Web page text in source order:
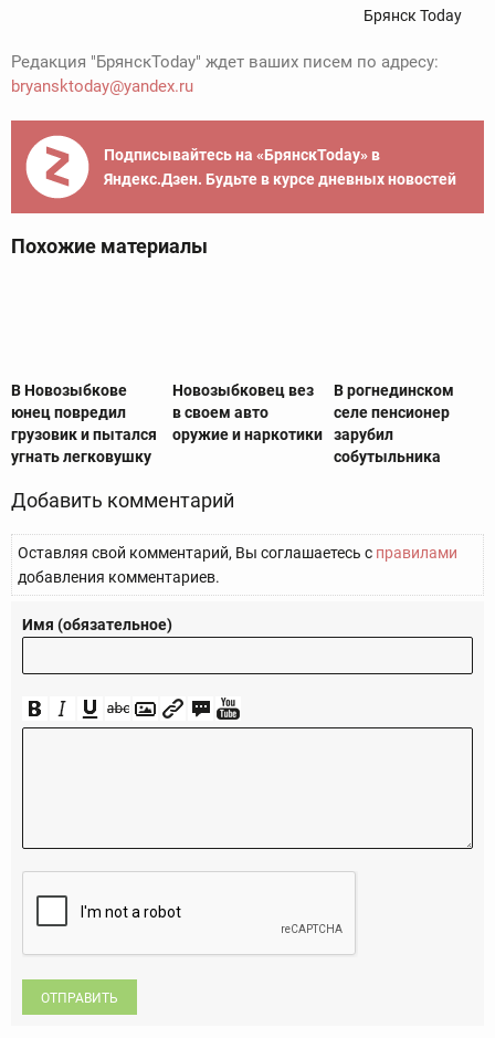
Брянск Today
Редакция "БрянскToday" ждет ваших писем по адресу:
bryansktoday@yandex.ru
Подписывайтесь на «БрянскToday» в
Яндекс.Дзен. Будьте в курсе дневных новостей
Похожие материалы
В Новозыбкове
юнец повредил
грузовик и пытался
угнать легковушку
Новозыбковец вез
в своем авто
оружие и наркотики
В рогнединском
селе пенсионер
зарубил
собутыльника
Добавить комментарий
Оставляя свой комментарий, Вы соглашаетесь с правилами
добавления комментариев.
Имя (обязательное)
ОТПРАВИТЬ